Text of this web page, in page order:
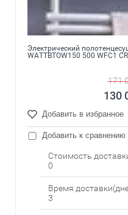
Электрический
WATTBTOW150 500 WFC1 CR
171
130
Добавить в избранное
Добавить к сравнению
Стоимость
0
Время
3